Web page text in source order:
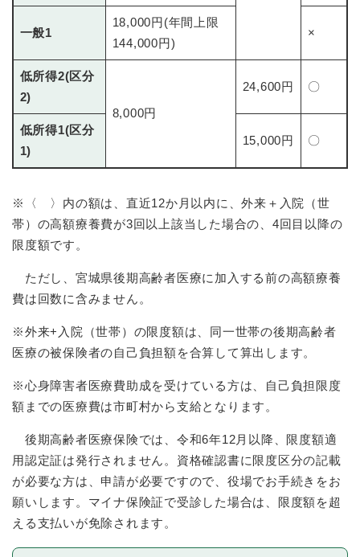
一般1
18,000円(年間上限
144,000円)
×
低所得2(区分
2)
8,000円
24,600円 〇
低所得1(区分
1)
15,000円 〇
※〈 〉内の額は、直近12か月以内に、外来＋入院（世
帯）の高額療養費が3回以上該当した場合の、4回目以降の
限度額です。
ただし、宮城県後期高齢者医療に加入する前の高額療養
費は回数に含みません。
※外来+入院（世帯）の限度額は、同一世帯の後期高齢者
医療の被保険者の自己負担額を合算して算出します。
※心身障害者医療費助成を受けている方は、自己負担限度
額までの医療費は市町村から支給となります。
後期高齢者医療保険では、令和6年12月以降、限度額適
用認定証は発行されません。資格確認書に限度区分の記載
が必要な方は、申請が必要ですので、役場でお手続きをお
願いします。マイナ保険証で受診した場合は、限度額を超
える支払いが免除されます。